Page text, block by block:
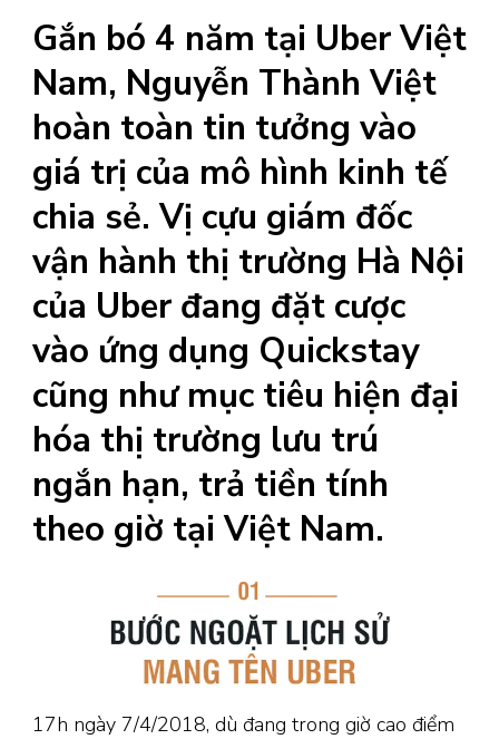
Gắn bó 4 năm tại Uber Việt
Nam, Nguyễn Thành Việt
hoàn toàn tin tưởng vào
giá trị của mô hình kinh tế
chia sẻ. Vị cựu giám đốc
vận hành thị trường Hà Nội
của Uber đang đặt cược
vào ứng dụng Quickstay
cũng như mục tiêu hiện đại
hóa thị trường lưu trú
ngắn hạn, trả tiền tính
theo giờ tại Việt Nam.
17h ngày 7/4/2018, dù đang trong giờ cao điểm